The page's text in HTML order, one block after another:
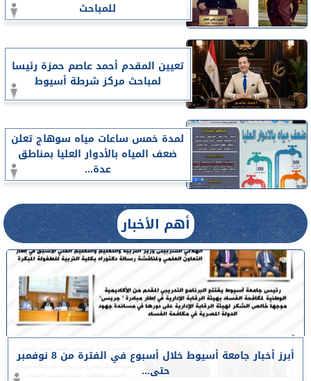
للمباحث
تعيين المقدم أحمد عاصم حمزة رئيسا
لمباحث مركز شرطة أسيوط
لمدة خمس ساعات مياه سوهاج تعلن
ضعف المياه بالأدوار العليا بمناطق
عدة...
أهم الأخبار
أبرز أخبار جامعة أسيوط خلال أسبوع في الفترة من 8 نوفمبر
حتى...